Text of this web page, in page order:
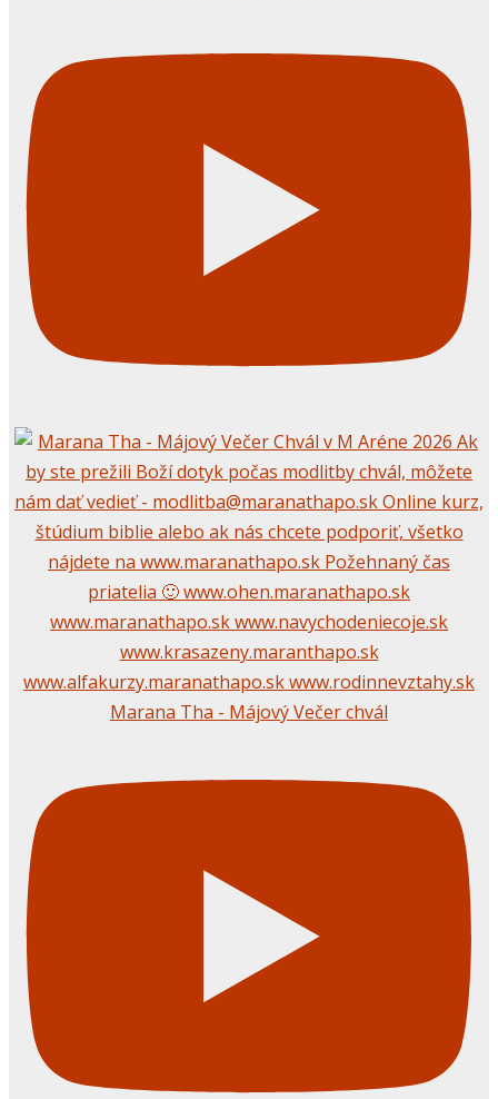
Marana Tha - Májový Večer chvál